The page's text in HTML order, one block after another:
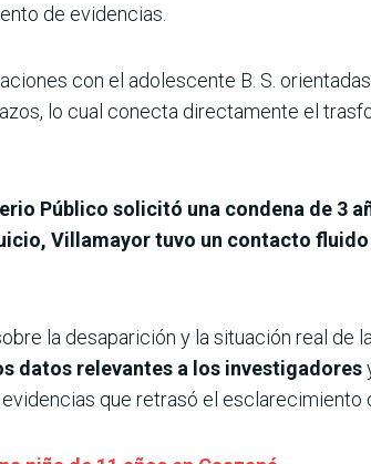
de evidencias.
con el adolescente B. S.
lo cual conecta directamente el
Público solicitó una condena de 3
Villamayor tuvo un contacto
la desaparición y la situación real de
datos relevantes a los investigadores
que retrasó el esclarecimiento